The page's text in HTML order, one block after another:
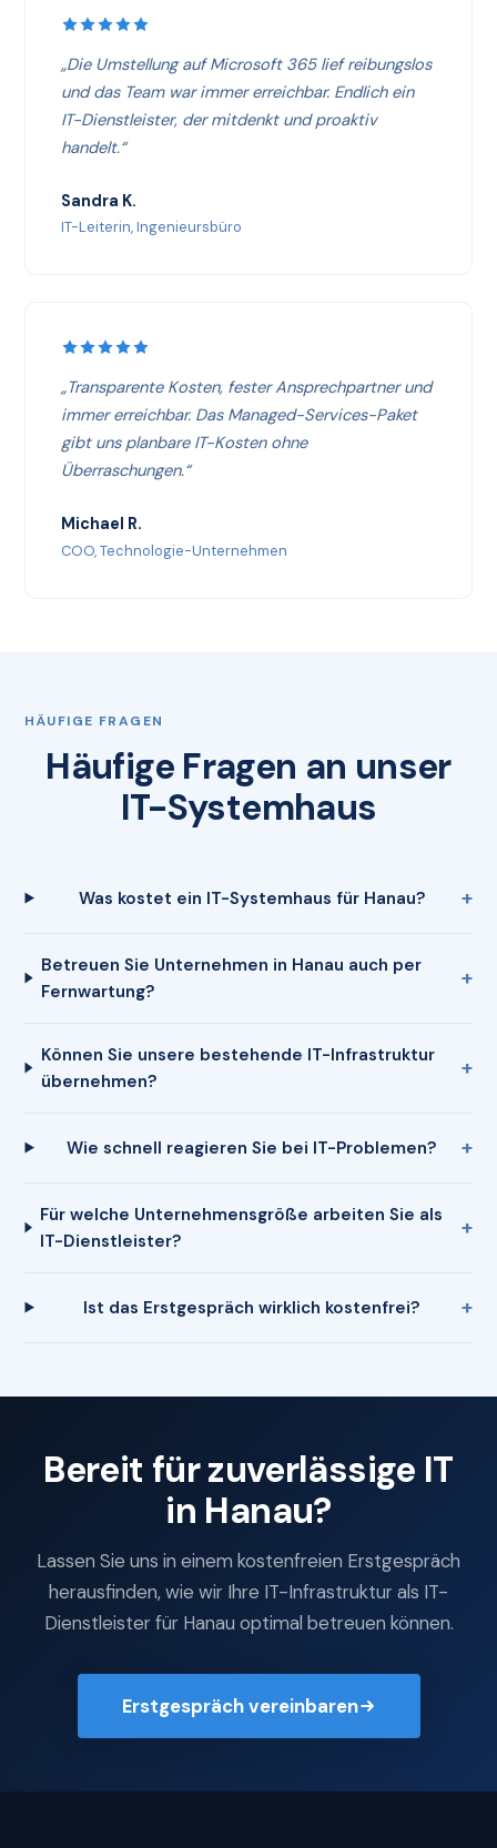
„Die Umstellung auf Microsoft 365 lief reibungslos
und das Team war immer erreichbar. Endlich ein
IT-Dienstleister, der mitdenkt und proaktiv
handelt.“
Sandra K.
IT-Leiterin, Ingenieursbüro
„Transparente Kosten, fester Ansprechpartner und
immer erreichbar. Das Managed-Services-Paket
gibt uns planbare IT-Kosten ohne
Überraschungen.“
Michael R.
COO, Technologie-Unternehmen
HÄUFIGE FRAGEN
Häufige Fragen an unser
IT-Systemhaus
Was kostet ein IT-Systemhaus für Hanau?
Betreuen Sie Unternehmen in Hanau auch per
Fernwartung?
Können Sie unsere bestehende IT-Infrastruktur
übernehmen?
Wie schnell reagieren Sie bei IT-Problemen?
Für welche Unternehmensgröße arbeiten Sie als
IT-Dienstleister?
Ist das Erstgespräch wirklich kostenfrei?
Bereit für zuverlässige IT
in Hanau?
Lassen Sie uns in einem kostenfreien Erstgespräch
herausfinden, wie wir Ihre IT-Infrastruktur als IT-
Dienstleister für Hanau optimal betreuen können.
Erstgespräch vereinbaren